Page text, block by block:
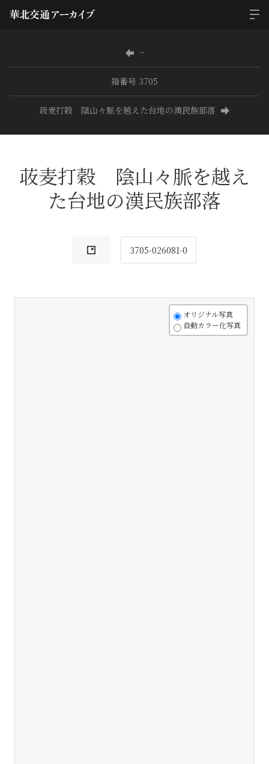
−
箱番号 3705
荍麦打穀 陰山々脈を越えた台地の漢民族部落
荍麦打穀 陰山々脈を越え
た台地の漢民族部落
3705-026081-0
オリジナル写真
自動カラー化写真